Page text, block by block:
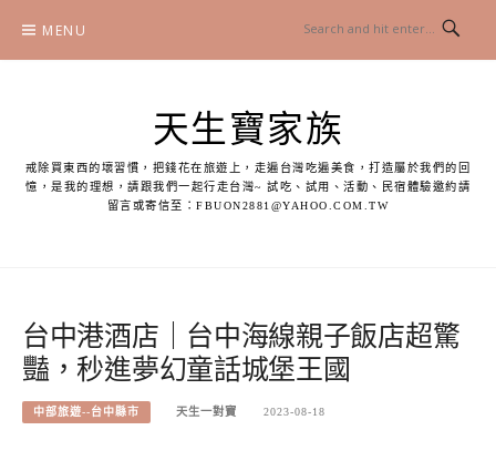
content
MENU
天生寶家族
戒除買東西的壞習慣，把錢花在旅遊上，走遍台灣吃遍美食，打造屬於我們的回
憶，是我的理想，請跟我們一起行走台灣~ 試吃、試用、活動、民宿體驗邀約請
留言或寄信至：FBUON2881@YAHOO.COM.TW
台中港酒店｜台中海線親子飯店超驚
豔，秒進夢幻童話城堡王國
中部旅遊--台中縣市 天生一對寶 2023-08-18